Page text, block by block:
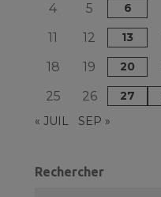
4
5 6
11
12 13
18
19 20
25
26 27
« JUIL SEP »
Rechercher